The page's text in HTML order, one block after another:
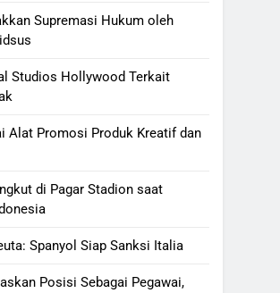
Supremasi Hukum oleh
Studios Hollywood Terkait
Alat Promosi Produk Kreatif dan
di Pagar Stadion saat
Spanyol Siap Sanksi Italia
Posisi Sebagai Pegawai,